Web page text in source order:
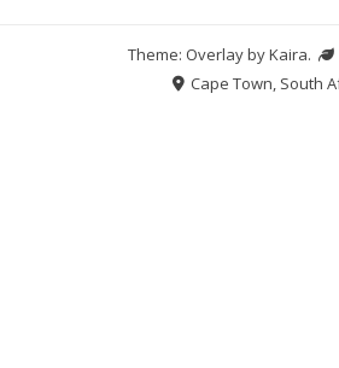
Theme: Overlay byKaira.
Cape Town, South